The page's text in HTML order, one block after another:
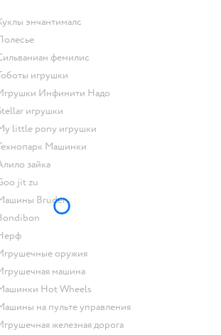
Куклы энчантималс
Полесье
Сильваниан фемилис
Тоботы игрушки
Игрушки Инфинити Надо
Stellar игрушки
my little pony игрушки
Технопарк Машинки
Алило зайка
Goo jit zu
Машины Bruder
Bondibon
Нерф
Игрушечные оружия
Игрушечная машина
Машинки Hot Wheels
Машины на пульте управления
Игрушечная железная дорога